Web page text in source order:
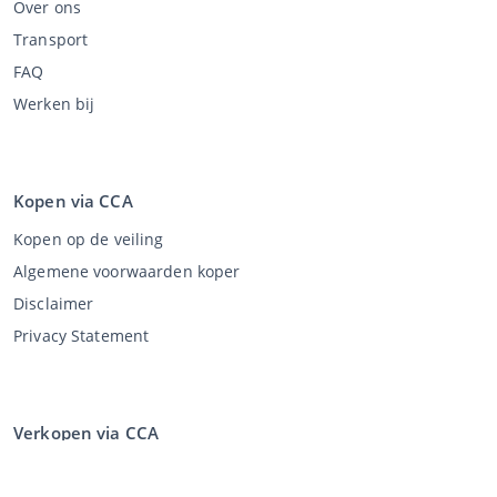
Over ons
Transport
FAQ
Werken bij
Kopen via CCA
Kopen op de veiling
Algemene voorwaarden koper
Disclaimer
Privacy Statement
Verkopen via CCA